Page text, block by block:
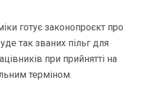
готує законопроєкт про
так званих пільг для
при прийнятті на
терміном.